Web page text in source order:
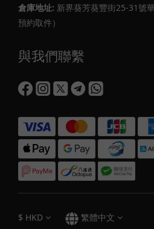
倉庫地址: 新界葵芳葵豐街25-31號
預約取件）
與我們聯繫
$ HKD 繁體中文